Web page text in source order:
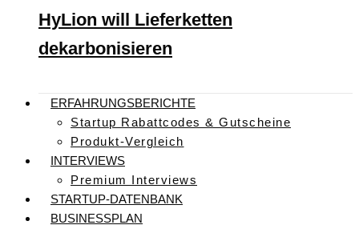
HyLion will Lieferketten
dekarbonisieren
ERFAHRUNGSBERICHTE
Startup Rabattcodes & Gutscheine
Produkt-Vergleich
INTERVIEWS
Premium Interviews
STARTUP-DATENBANK
BUSINESSPLAN